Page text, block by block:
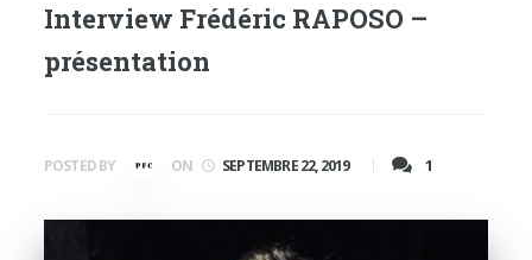
Interview Frédéric RAPOSO –
présentation
POSTED BY ON SEPTEMBRE 22, 2019 1